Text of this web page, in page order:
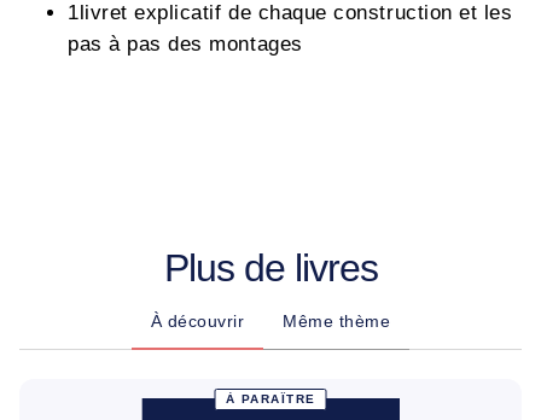
1livret explicatif de chaque construction et les
pas à pas des montages
Plus de livres
À découvrir Même thème
À PARAÎTRE